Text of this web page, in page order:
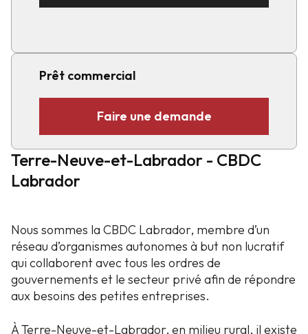
Terre-Neuve-et-Labrador - CBDC
Labrador
Nous sommes la CBDC Labrador, membre d’un
réseau d’organismes autonomes à but non lucratif
qui collaborent avec tous les ordres de
gouvernements et le secteur privé afin de répondre
aux besoins des petites entreprises.
À Terre-Neuve-et-Labrador, en milieu rural, il existe
Prêt commercial
Faire une demande